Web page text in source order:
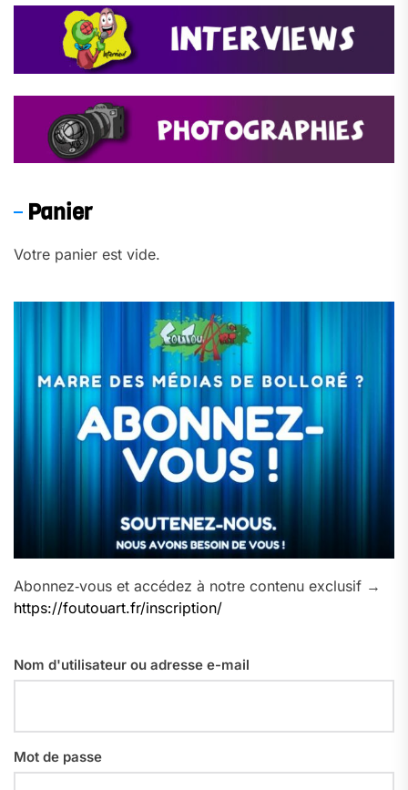
Panier
Votre panier est vide.
Abonnez‑vous et accédez à notre contenu exclusif →
https://foutouart.fr/inscription/
Nom d'utilisateur ou adresse e-mail
Mot de passe